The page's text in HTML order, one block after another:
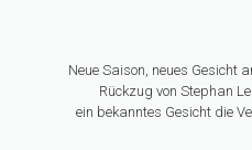
Neue Saison, neues Gesicht
Rückzug von Stephan
ein bekanntes Gesicht die